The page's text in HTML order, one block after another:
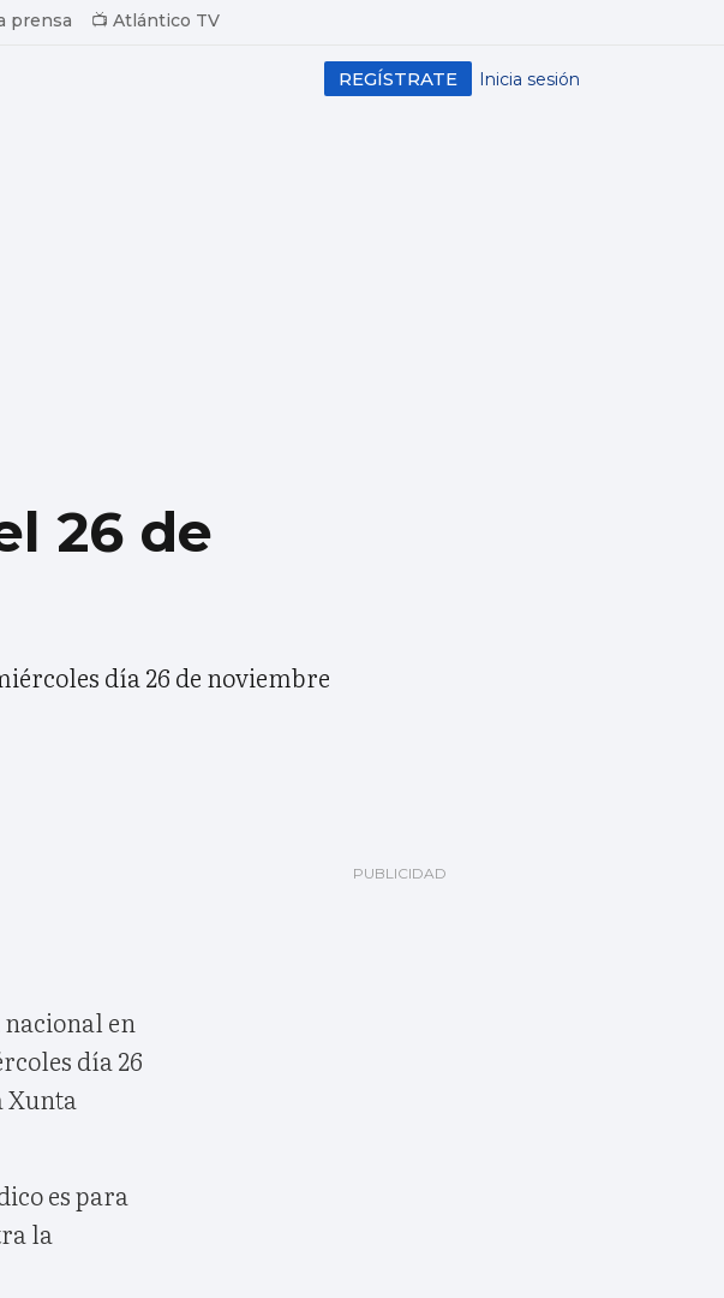
prensa 📺 Atlántico TV
Inicia sesión
REGÍSTRATE
26 de
día 26 de noviembre
nacional en
día 26
Xunta
es para
la